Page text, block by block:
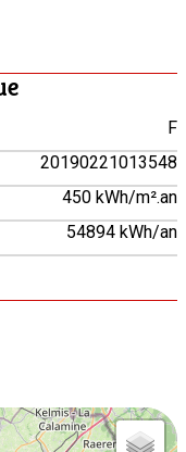
F
20190221013548
450 kWh/m².an
54894 kWh/an